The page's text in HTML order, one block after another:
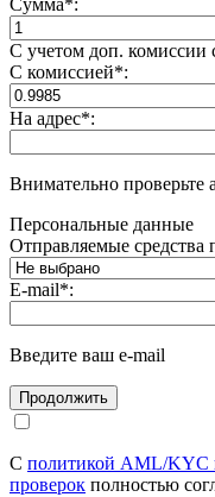
С учетом доп. комиссии
С комиссией*:
На адрес*:
Внимательно проверьте
Персональные данные
Отправляемые
E-mail*:
Введите ваш e-mail
С политикой AML/KYC
проверок полностью